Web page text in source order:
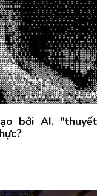
bởi AI, "thuyết